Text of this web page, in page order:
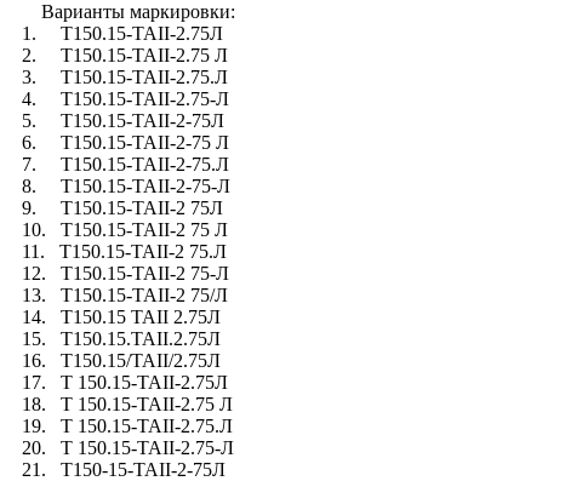
Варианты маркировки:
1. Т150.15-TAII-2.75Л
2. Т150.15-TAII-2.75 Л
3. Т150.15-TAII-2.75.Л
4. Т150.15-TAII-2.75-Л
5. Т150.15-TAII-2-75Л
6. Т150.15-TAII-2-75 Л
7. Т150.15-TAII-2-75.Л
8. Т150.15-TAII-2-75-Л
9. Т150.15-TAII-2 75Л
10. Т150.15-TAII-2 75 Л
11. Т150.15-TAII-2 75.Л
12. Т150.15-TAII-2 75-Л
13. Т150.15-TAII-2 75/Л
14. Т150.15 TAII 2.75Л
15. Т150.15.TAII.2.75Л
16. Т150.15/TAII/2.75Л
17. Т 150.15-TAII-2.75Л
18. Т 150.15-TAII-2.75 Л
19. Т 150.15-TAII-2.75.Л
20. Т 150.15-TAII-2.75-Л
21. Т150-15-TAII-2-75Л